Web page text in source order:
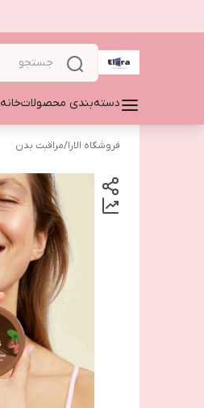
دسته‌بندی محصولاتخانه
فروشگاه الارا/مراقبت بدن